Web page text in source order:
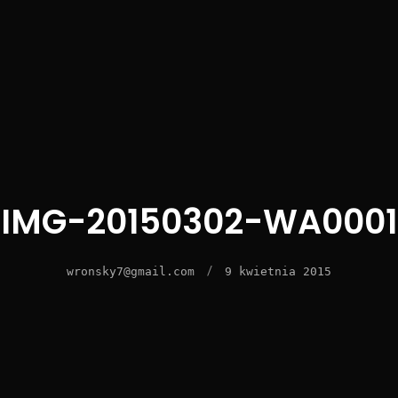
IMG-20150302-WA0001
wronsky7@gmail.com / 9 kwietnia 2015